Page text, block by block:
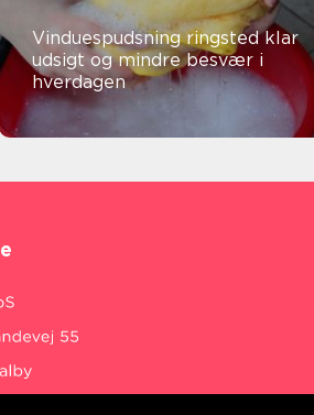
Vinduespudsning ringsted klar
udsigt og mindre besvær i
hverdagen